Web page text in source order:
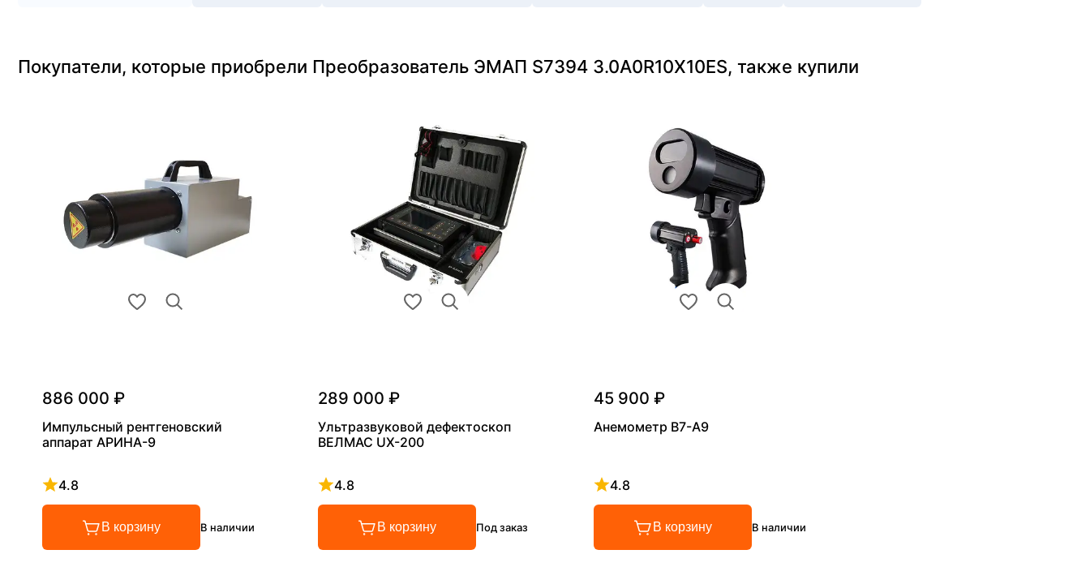
Покупатели, которые приобрели Преобразователь ЭMAП S7394 3.0A0R10X10ES, также купили
886 000 ₽
Импульсный рентгеновский
аппарат АРИНА-9
4.8
Рейтинг 4.8 из 5
В корзину В наличии
289 000 ₽
Ультразвуковой дефектоскоп
ВЕЛМАС UX-200
4.8
Рейтинг 4.8 из 5
В корзину Под заказ
45 900 ₽
Анемометр В7-А9
4.8
Рейтинг 4.8 из 5
В корзину В наличии